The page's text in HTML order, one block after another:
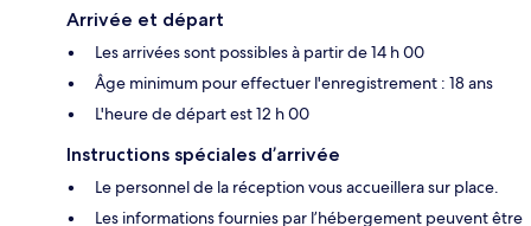
Arrivée et départ
Les arrivées sont possibles à partir de 14 h 00
Âge minimum pour effectuer l'enregistrement : 18 ans
L'heure de départ est 12 h 00
Instructions spéciales d’arrivée
Le personnel de la réception vous accueillera sur place.
Les informations fournies par l’hébergement peuvent être